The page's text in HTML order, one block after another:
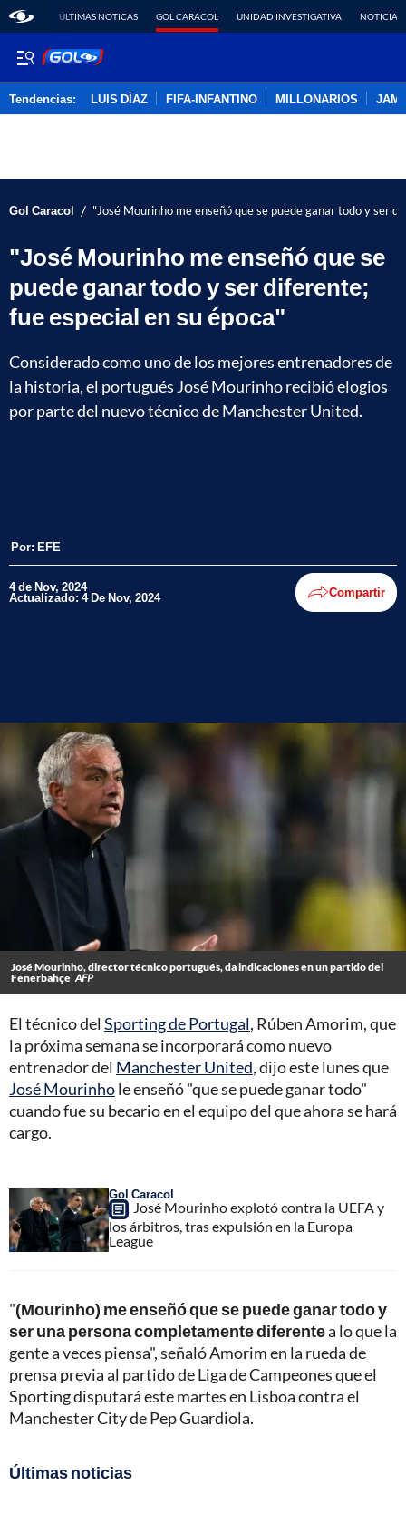
ÚLTIMAS NOTICAS GOL CARACOL UNIDAD INVESTIGATIVA NOTICIAS
Tendencias: LUIS DÍAZ FIFA-INFANTINO MILLONARIOS
Gol Caracol / "José Mourinho me enseñó que se puede ganar todo y ser
"José Mourinho me enseñó que se
puede ganar todo y ser diferente;
fue especial en su época"
Considerado como uno de los mejores entrenadores de
la historia, el portugués José Mourinho recibió elogios
por parte del nuevo técnico de Manchester United.
Por: EFE
4 de Nov, 2024
Actualizado: 4 De Nov, 2024 Compartir
José Mourinho, director técnico portugués, da indicaciones en un partido del
Fenerbahçe AFP
El técnico del Sporting de Portugal, Rúben Amorim, que
la próxima semana se incorporará como nuevo
entrenador del Manchester United, dijo este lunes que
José Mourinhole enseñó "que se puede ganar todo"
cuando fue su becario en el equipo del que ahora se hará
cargo.
Gol Caracol
José Mourinho explotó contra la UEFA y
los árbitros, tras expulsión en la Europa
League
"(Mourinho) me enseñó que se puede ganar todo y
ser una persona completamente diferentea lo que la
gente a veces piensa", señaló Amorim en la rueda de
prensa previa al partido de Liga de Campeones que el
Sporting disputará este martes en Lisboa contra el
Manchester City de Pep Guardiola.
Últimas noticias